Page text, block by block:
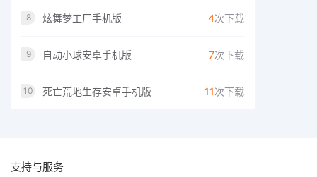
8 炫舞梦工厂手机版 4次下载
9 自动小球安卓手机版 7次下载
10 死亡荒地生存安卓手机版 11次下载
支持与服务